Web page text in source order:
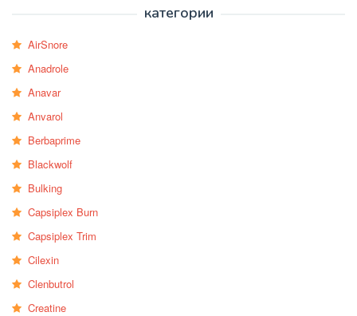
категории
AirSnore
Anadrole
Anavar
Anvarol
Berbaprime
Blackwolf
Bulking
Capsiplex Burn
Capsiplex Trim
Cilexin
Clenbutrol
Creatine